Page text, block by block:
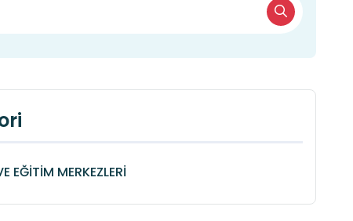
EĞİTİM MERKEZLERİ